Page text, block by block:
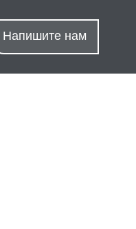
Напишите нам